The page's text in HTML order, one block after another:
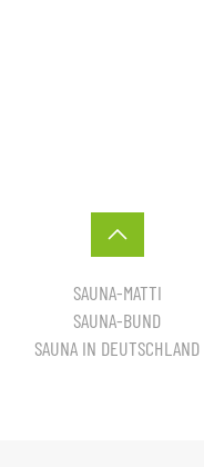
SAUNA-MATTI
SAUNA-BUND
SAUNA IN DEUTSCHLAND